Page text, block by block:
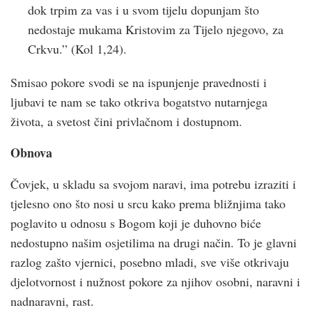
dok trpim za vas i u svom tijelu dopunjam što
nedostaje mukama Kristovim za Tijelo njegovo, za
Crkvu.” (Kol 1,24).
Smisao pokore svodi se na ispunjenje pravednosti i
ljubavi te nam se tako otkriva bogatstvo nutarnjega
života, a svetost čini privlačnom i dostupnom.
Obnova
Čovjek, u skladu sa svojom naravi, ima potrebu izraziti i
tjelesno ono što nosi u srcu kako prema bližnjima tako
poglavito u odnosu s Bogom koji je duhovno biće
nedostupno našim osjetilima na drugi način. To je glavni
razlog zašto vjernici, posebno mladi, sve više otkrivaju
djelotvornost i nužnost pokore za njihov osobni, naravni i
nadnaravni, rast.